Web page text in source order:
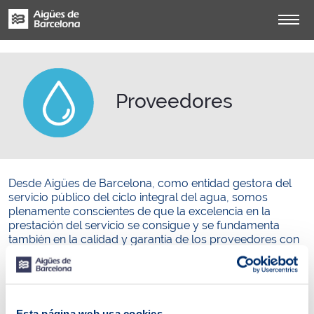
Proveedores
Desde Aigües de Barcelona, como entidad gestora del
servicio público del ciclo integral del agua, somos
plenamente conscientes de que la excelencia en la
prestación del servicio se consigue y se fundamenta
también en la calidad y garantía de los proveedores con
los que contratamos.
Con esta finalidad, por un lado, trabajamos día a día en la
relaciones con nuestros proveedores y, por el otro,